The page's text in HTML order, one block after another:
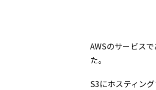
AWSのサービス
た。
S3にホスティン